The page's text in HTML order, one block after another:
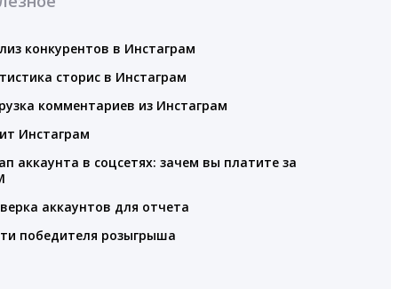
конкурентов в Инстаграм
сторис в Инстаграм
комментариев из Инстаграм
Инстаграм
аккаунта в соцсетях: зачем вы платите за
аккаунтов для отчета
победителя розыгрыша